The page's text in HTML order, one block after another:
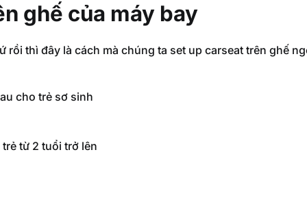
ghế của máy bay
rồi thì đây là cách mà chúng ta set up carseat trên ghế
cho trẻ sơ sinh
từ 2 tuổi trở lên